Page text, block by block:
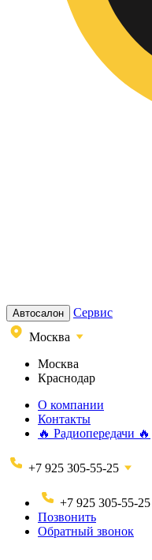
Автосалон
Сервис
Москва
Москва
Краснодар
О компании
Контакты
🔥 Радиопередачи 🔥
+7 925 305-55-25
+7 925 305-55-25
Позвонить
Обратный звонок